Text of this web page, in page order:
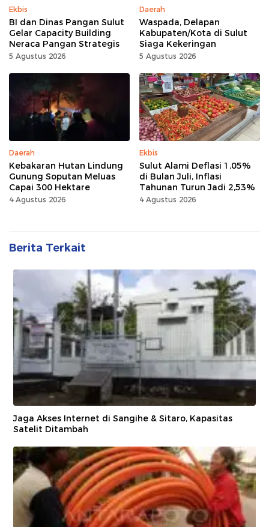
Ekbis
BI dan Dinas Pangan Sulut
Gelar Capacity Building
Neraca Pangan Strategis
5 Agustus 2026
Daerah
Waspada, Delapan
Kabupaten/Kota di Sulut
Siaga Kekeringan
5 Agustus 2026
Daerah
Kebakaran Hutan Lindung
Gunung Soputan Meluas
Capai 300 Hektare
4 Agustus 2026
Ekbis
Sulut Alami Deflasi 1,05%
di Bulan Juli, Inflasi
Tahunan Turun Jadi 2,53%
4 Agustus 2026
Berita Terkait
Jaga Akses Internet di Sangihe & Sitaro, Kapasitas
Satelit Ditambah